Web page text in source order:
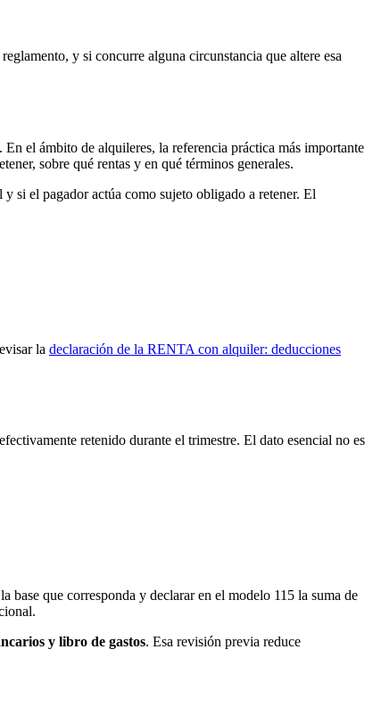
y si concurre alguna circunstancia que altere esa
. En el ámbito de alquileres, la referencia práctica más importante
sobre qué rentas y en qué términos generales.
si el pagador actúa como sujeto obligado a retener. El
la declaración de la RENTA con alquiler: deducciones
retenido durante el trimestre. El dato esencial no es
base que corresponda y declarar en el modelo 115 la suma de
y libro de gastos. Esa revisión previa reduce